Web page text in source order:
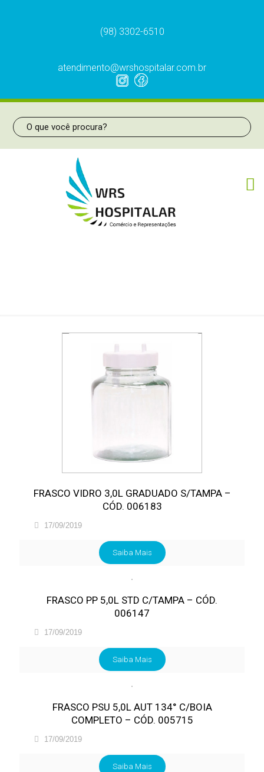
(98) 3302-6510
atendimento@wrshospitalar.com.br
FRASCO VIDRO 3,0L GRADUADO S/TAMPA –
CÓD. 006183
17/09/2019
Saiba Mais
FRASCO PP 5,0L STD C/TAMPA – CÓD.
006147
17/09/2019
Saiba Mais
FRASCO PSU 5,0L AUT 134° C/BOIA
COMPLETO – CÓD. 005715
17/09/2019
Saiba Mais